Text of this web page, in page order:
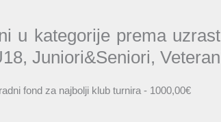
u kategorije prema
Juniori&Seniori,
fond za najbolji klub turnira - 1000,00€